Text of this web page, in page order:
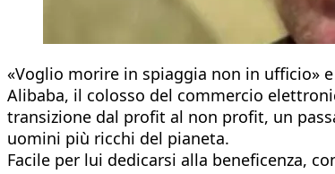
«Voglio morire in spiaggia non in ufficio»
Alibaba, il colosso del commercio
transizione dal profit al non profit, un
uomini più ricchi del pianeta.
Facile per lui dedicarsi alla beneficenza,